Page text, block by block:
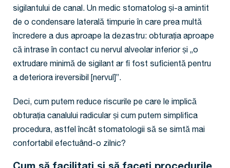
sigilantului de canal. Un medic stomatolog și-a amintit
de o condensare laterală timpurie în care prea multă
încredere a dus aproape la dezastru: obturația aproape
că intrase în contact cu nervul alveolar inferior și „o
extrudare minimă de sigilant ar fi fost suficientă pentru
a deteriora ireversibil [nervul]”.
Deci, cum putem reduce riscurile pe care le implică
obturația canalului radicular și cum putem simplifica
procedura, astfel încât stomatologii să se simtă mai
confortabil efectuând-o zilnic?